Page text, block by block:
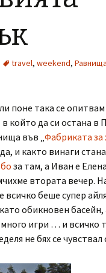
travel, weekend, Равнища
поне така се
в който да си остана
във „Фабриката за
и както винаги
за там, а Иван е
втората вечер.
беше супер
обикновен
игри … и всичко
не бях се чувствал